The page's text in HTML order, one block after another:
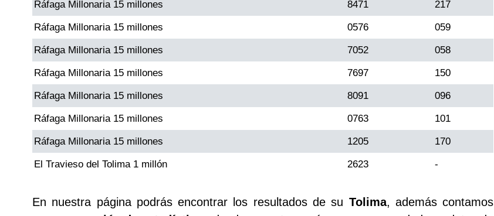
Pick 3 Noche
Pick 4 Día
Pick 4 Noche
Pijao de Oro
Saman de la suerte
Ráfaga Millonaria 15 millones 8471 217
Ráfaga Millonaria 15 millones 0576 059
Ráfaga Millonaria 15 millones 7052 058
Ráfaga Millonaria 15 millones 7697 150
Ráfaga Millonaria 15 millones 8091 096
Ráfaga Millonaria 15 millones 0763 101
Ráfaga Millonaria 15 millones 1205 170
El Travieso del Tolima 1 millón 2623 -
En nuestra página podrás encontrar los resultados de su Tolima, además contamos